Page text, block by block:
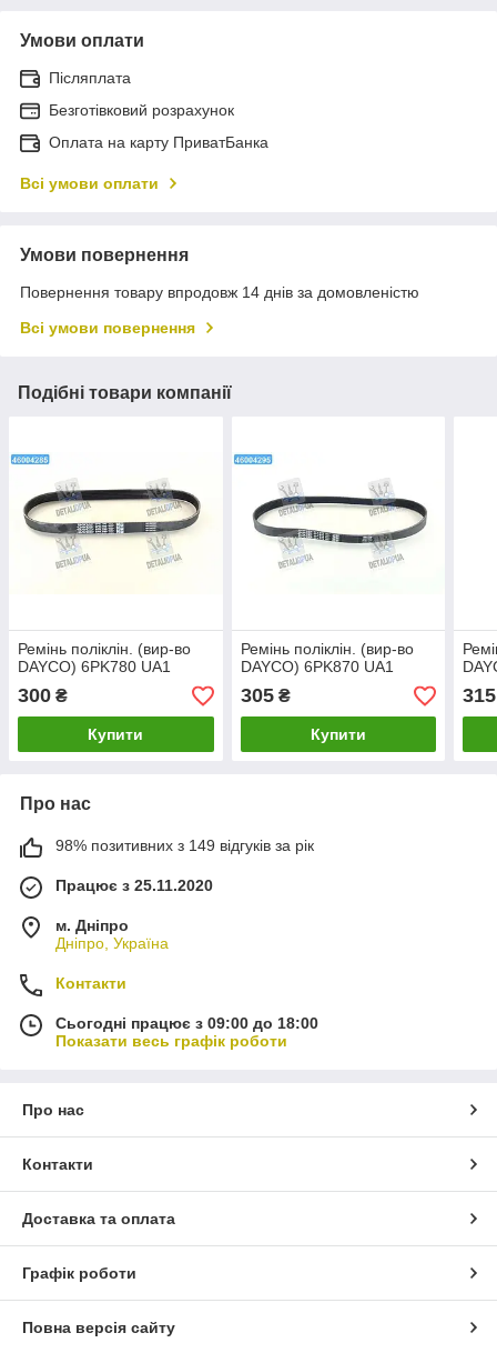
Умови оплати
Післяплата
Безготівковий розрахунок
Оплата на карту ПриватБанка
Всі умови оплати
Умови повернення
Повернення товару впродовж 14 днів за домовленістю
Всі умови повернення
Подібні товари компанії
Ремінь поліклін. (вир-во
DAYCO) 6PK780 UA1
300 ₴
Купити
Ремінь поліклін. (вир-во
DAYCO) 6PK870 UA1
305₴
Купити
315
Про нас
98% позитивних з 149 відгуків за рік
Працює з 25.11.2020
м. Дніпро
Дніпро, Україна
Контакти
Сьогодні працює з 09:00 до 18:00
Показати весь графік роботи
Про нас
Контакти
Доставка та оплата
Графік роботи
Повна версія сайту